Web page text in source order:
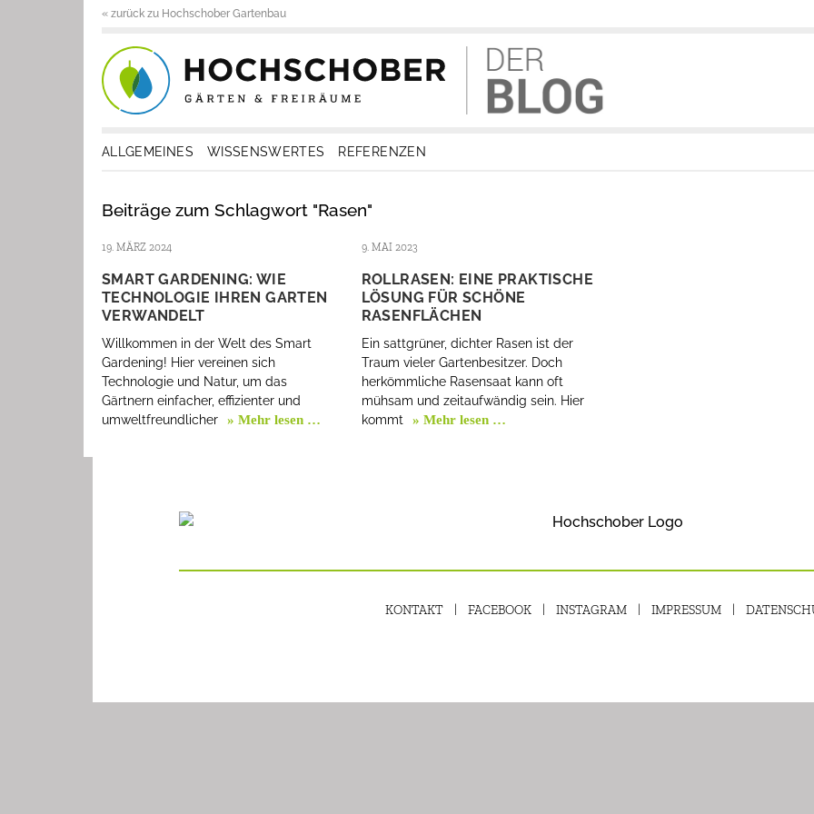
« zurück zu Hochschober Gartenbau
ALLGEMEINES WISSENSWERTES REFERENZEN
Beiträge zum Schlagwort "Rasen"
19. MÄRZ 2024
SMART GARDENING: WIE
TECHNOLOGIE IHREN GARTEN
VERWANDELT
Willkommen in der Welt des Smart
Gardening! Hier vereinen sich
Technologie und Natur, um das
Gärtnern einfacher, effizienter und
umweltfreundlicher
» Mehr lesen …
9. MAI 2023
ROLLRASEN: EINE PRAKTISCHE
LÖSUNG FÜR SCHÖNE
RASENFLÄCHEN
Ein sattgrüner, dichter Rasen ist der
Traum vieler Gartenbesitzer. Doch
herkömmliche Rasensaat kann oft
mühsam und zeitaufwändig sein. Hier
kommt
» Mehr lesen …
KONTAKT FACEBOOK INSTAGRAM IMPRESSUM